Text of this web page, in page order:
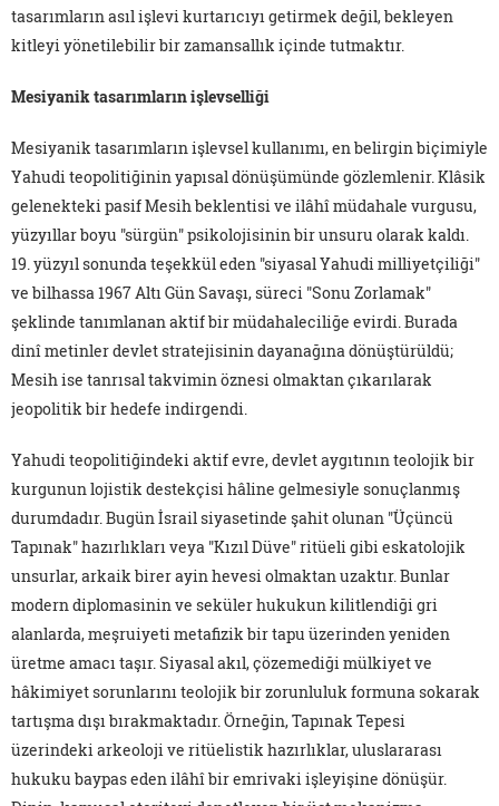
tasarımların asıl işlevi kurtarıcıyı getirmek değil, bekleyen
kitleyi yönetilebilir bir zamansallık içinde tutmaktır.
Mesiyanik tasarımların işlevselliği
Mesiyanik tasarımların işlevsel kullanımı, en belirgin biçimiyle
Yahudi teopolitiğinin yapısal dönüşümünde gözlemlenir. Klâsik
gelenekteki pasif Mesih beklentisi ve ilâhî müdahale vurgusu,
yüzyıllar boyu "sürgün" psikolojisinin bir unsuru olarak kaldı.
19. yüzyıl sonunda teşekkül eden "siyasal Yahudi milliyetçiliği"
ve bilhassa 1967 Altı Gün Savaşı, süreci "Sonu Zorlamak"
şeklinde tanımlanan aktif bir müdahaleciliğe evirdi. Burada
dinî metinler devlet stratejisinin dayanağına dönüştürüldü;
Mesih ise tanrısal takvimin öznesi olmaktan çıkarılarak
jeopolitik bir hedefe indirgendi.
Yahudi teopolitiğindeki aktif evre, devlet aygıtının teolojik bir
kurgunun lojistik destekçisi hâline gelmesiyle sonuçlanmış
durumdadır. Bugün İsrail siyasetinde şahit olunan "Üçüncü
Tapınak" hazırlıkları veya "Kızıl Düve" ritüeli gibi eskatolojik
unsurlar, arkaik birer ayin hevesi olmaktan uzaktır. Bunlar
modern diplomasinin ve seküler hukukun kilitlendiği gri
alanlarda, meşruiyeti metafizik bir tapu üzerinden yeniden
üretme amacı taşır. Siyasal akıl, çözemediği mülkiyet ve
hâkimiyet sorunlarını teolojik bir zorunluluk formuna sokarak
tartışma dışı bırakmaktadır. Örneğin, Tapınak Tepesi
üzerindeki arkeoloji ve ritüelistik hazırlıklar, uluslararası
hukuku baypas eden ilâhî bir emrivaki işleyişine dönüşür.